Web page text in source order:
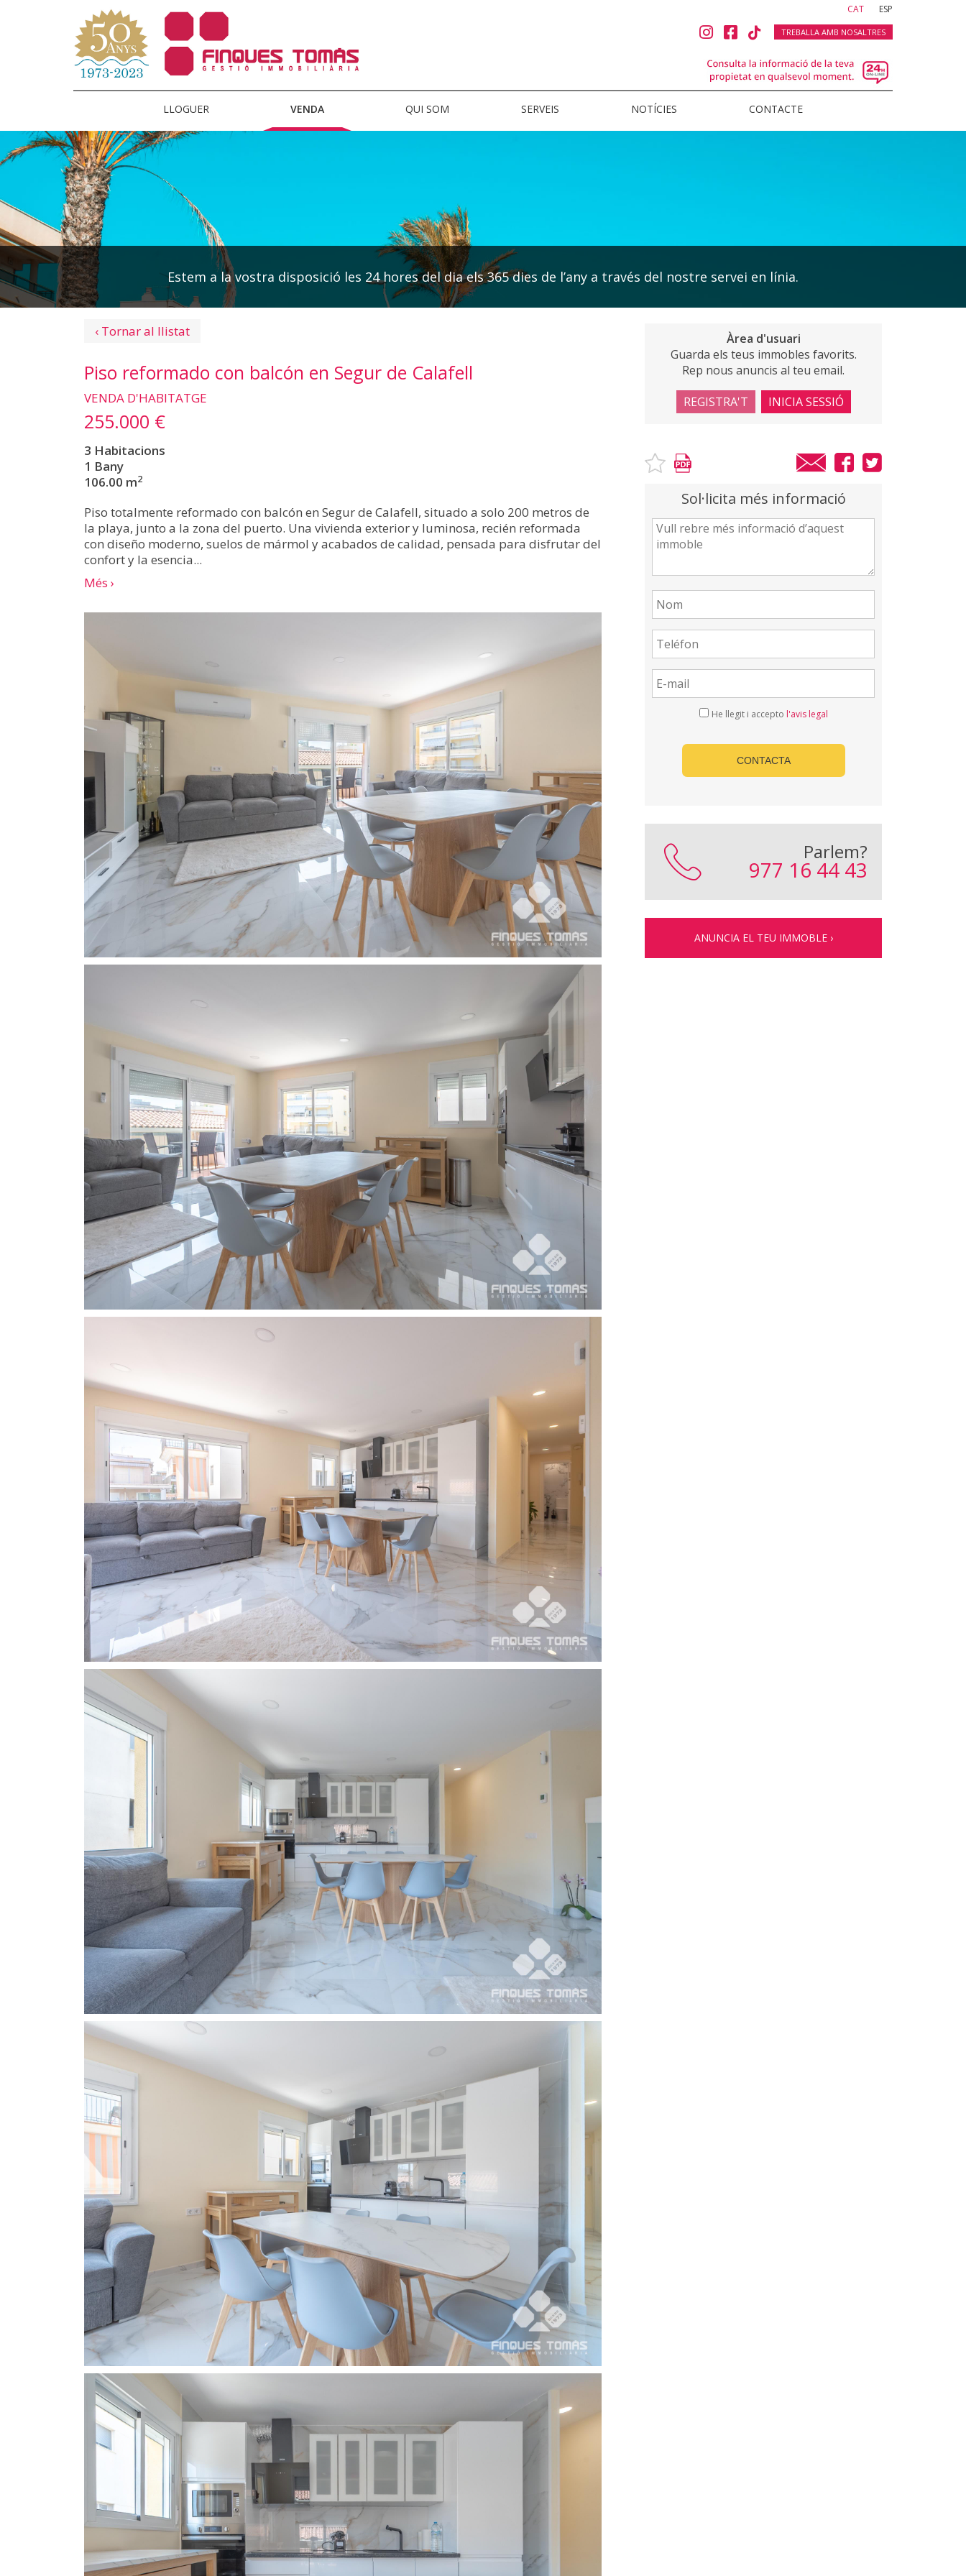
CAT (current)
ESP
TREBALLA AMB NOSALTRES
LLOGUER VENDA QUI SOM SERVEIS NOTÍCIES CONTACTE
Estem a la vostra disposició les 24 hores del dia els 365 dies de l’any a través del nostre servei en línia.
‹ Tornar al llistat
Piso reformado con balcón en Segur de Calafell
VENDA D'HABITATGE
255.000 €
3 Habitacions
1 Bany
106.00 m2
Piso totalmente reformado con balcón en Segur de Calafell, situado a solo 200 metros de
la playa, junto a la zona del puerto. Una vivienda exterior y luminosa, recién reformada
con diseño moderno, suelos de mármol y acabados de calidad, pensada para disfrutar del
confort y la esencia...
Més ›
Àrea d'usuari
Guarda els teus immobles favorits.
Rep nous anuncis al teu email.
REGISTRA'T
INICIA SESSIÓ
Sol·licita més informació
He llegit i accepto l'avis legal
CONTACTA
Parlem?
977 16 44 43
ANUNCIA EL TEU IMMOBLE ›